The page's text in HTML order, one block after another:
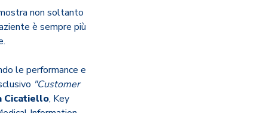
non soltanto
è sempre più
le performance e
"Customer
Cicatiello, Key